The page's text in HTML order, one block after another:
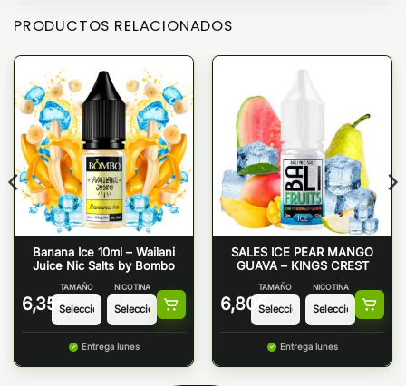
PRODUCTOS RELACIONADOS
Banana Ice 10ml – Wailani
Juice Nic Salts by Bombo
6,35 €
TAMAÑO NICOTINA
Entrega lunes
SALES ICE PEAR MANGO
GUAVA – KINGS CREST
6,80 €
TAMAÑO NICOTINA
Entrega lunes